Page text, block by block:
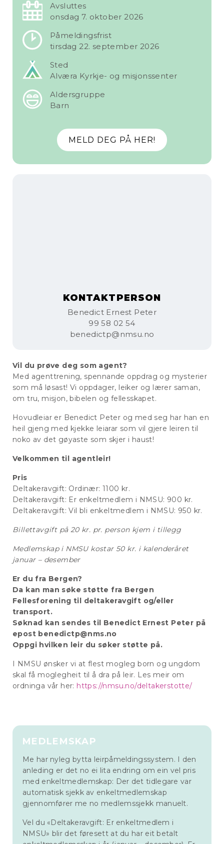
Avsluttes
onsdag 7. oktober 2026
Påmeldingsfrist
tirsdag 22. september 2026
Sted
Alværa Kyrkje- og misjonssenter
Aldersgruppe
Barn
MELD DEG PÅ HER!
KONTAKTPERSON
Benedict Ernest Peter
99 58 02 54
benedictp@nmsu.no
Vil du prøve deg som agent?
Med agenttrening, spennande oppdrag og mysterier
som må løsast! Vi oppdager, leiker og lærer saman,
om tru, misjon, bibelen og fellesskapet.
Hovudleiar er Benedict Peter og med seg har han en
heil gjeng med kjekke leiarar som vil gjere leiren til
noko av det gøyaste som skjer i haust!
Velkommen til agentleir!
Pris
Deltakeravgift: Ordinær: 1100 kr.
Deltakeravgift: Er enkeltmedlem i NMSU: 900 kr.
Deltakeravgift: Vil bli enkeltmedlem i NMSU: 950 kr.
Billettavgift på 20 kr. pr. person kjem i tillegg
Medlemskap i NMSU kostar 50 kr. i kalenderåret
januar – desember
Er du fra Bergen?
Da kan man søke støtte fra Bergen
Fellesforening til deltakeravgift og/eller
transport.
Søknad kan sendes til Benedict Ernest Peter på
epost benedictp@nms.no
Oppgi hvilken leir du søker støtte på.
I NMSU ønsker vi at flest mogleg born og ungdom
skal få moglegheit til å dra på leir. Les meir om
ordninga vår her: https://nmsu.no/deltakerstotte/
MEDLEMSKAP
Me har nyleg bytta leirpåmeldingssystem. I den
anleding er det no ei lita endring om ein vel pris
med enkeltmedlemskap: Der det tidlegare var
automatisk sjekk av enkeltmedlemskap
gjennomfører me no medlemssjekk manuelt.
Vel du «Deltakeravgift: Er enkeltmedlem i
NMSU» blir det føresett at du har eit betalt